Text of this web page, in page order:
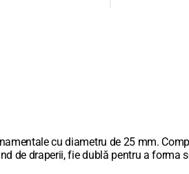
cu diametru de 25 mm.
de draperii, fie dublă pentru a forma